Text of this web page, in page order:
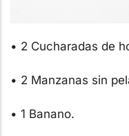
• 2 Cucharadas de
• 2 Manzanas sin
• 1 Banano.